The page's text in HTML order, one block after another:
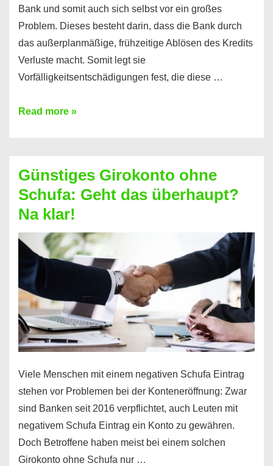
Bank und somit auch sich selbst vor ein großes
Problem. Dieses besteht darin, dass die Bank durch
das außerplanmäßige, frühzeitige Ablösen des Kredits
Verluste macht. Somit legt sie
Vorfälligkeitsentschädigungen fest, die diese …
Kredit
dabei
profitieren
–
So
funktioniert’s
Read more »
Günstiges Girokonto ohne
Schufa: Geht das überhaupt?
Na klar!
Viele Menschen mit einem negativen Schufa Eintrag
stehen vor Problemen bei der Konteneröffnung: Zwar
sind Banken seit 2016 verpflichtet, auch Leuten mit
negativem Schufa Eintrag ein Konto zu gewähren.
Doch Betroffene haben meist bei einem solchen
Girokonto ohne Schufa nur …